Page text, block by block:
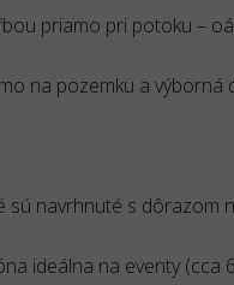
priamo pri potoku –
na pozemku a výborná
navrhnuté s dôrazom
ideálna na eventy (cca